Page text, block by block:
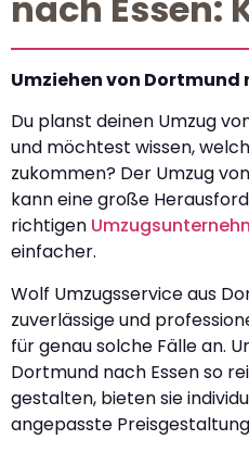
Umziehen von Dortmund
Du planst deinen Umzug
und möchtest wissen,
zukommen? Der Umzug
kann eine große
richtigen
einfacher.
Wolf Umzugsservice aus
zuverlässige und
für genau solche Fälle an.
Dortmund nach Essen so
gestalten, bieten sie
angepasste